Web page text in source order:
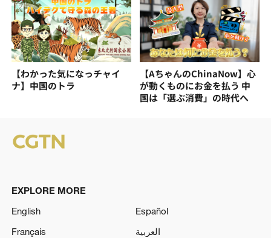
【わかった気になっチャイ
ナ】中国のトラ
【AちゃんのChinaNow】心
が動くものにお金を払う 中
国は「選ぶ消費」の時代へ
EXPLORE MORE
English
Español
Français
العربية